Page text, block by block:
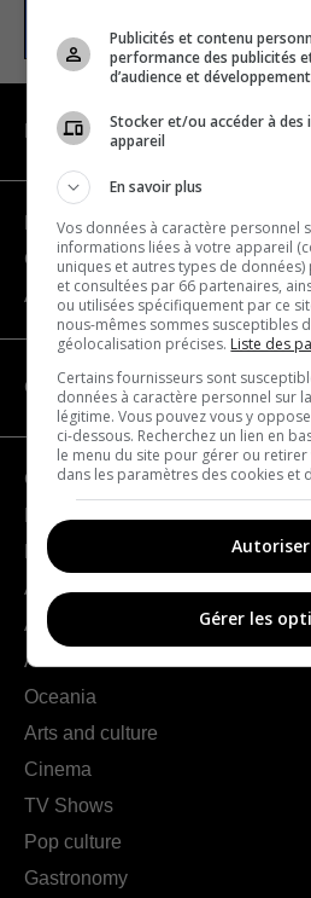
NAVIGATION
Become a partner
Contact us
About us
CATEGORIES
Geography
France
Europe
Americas
Asia
Africa
Oceania
Arts and culture
Cinema
TV Shows
Pop culture
Gastronomy
Publicités et contenu
performance des publicités
d’audience et
Stocker et/ou accéder à
appareil
En savoir plus
Vos données à caractère personnel
informations liées à votre appareil
uniques et autres types de
et consultées par 66 partenaires,
ou utilisées spécifiquement par ce
nous-mêmes sommes susceptibles
géolocalisation précises. Liste des
Certains fournisseurs sont
données à caractère personnel sur
légitime. Vous pouvez vous y
ci-dessous. Recherchez un lien en
le menu du site pour gérer ou
dans les paramètres des cookies et
Autoriser
Gérer les